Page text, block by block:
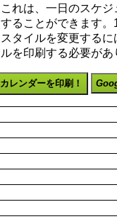
これは、一日のスケ
することができます。
スタイルを変更する
ルを印刷する必要があ
カレンダーを印刷！